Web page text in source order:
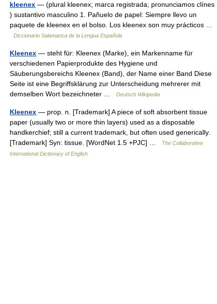
kleenex — (plural kleenex; marca registrada; pronunciamos clínes
) sustantivo masculino 1. Pañuelo de papel: Siempre llevo un
paquete de kleenex en el bolso. Los kleenex son muy prácticos …
Diccionario Salamanca de la Lengua Española
Kleenex — steht für: Kleenex (Marke), ein Markenname für
verschiedenen Papierprodukte des Hygiene und
Säuberungsbereichs Kleenex (Band), der Name einer Band Diese
Seite ist eine Begriffsklärung zur Unterscheidung mehrerer mit
demselben Wort bezeichneter …
Deutsch Wikipedia
Kleenex — prop. n. [Trademark] A piece of soft absorbent tissue
paper (usually two or more thin layers) used as a disposable
handkerchief; still a current trademark, but often used generically.
[Trademark] Syn: tissue. [WordNet 1.5 +PJC] …
The Collaborative
International Dictionary of English